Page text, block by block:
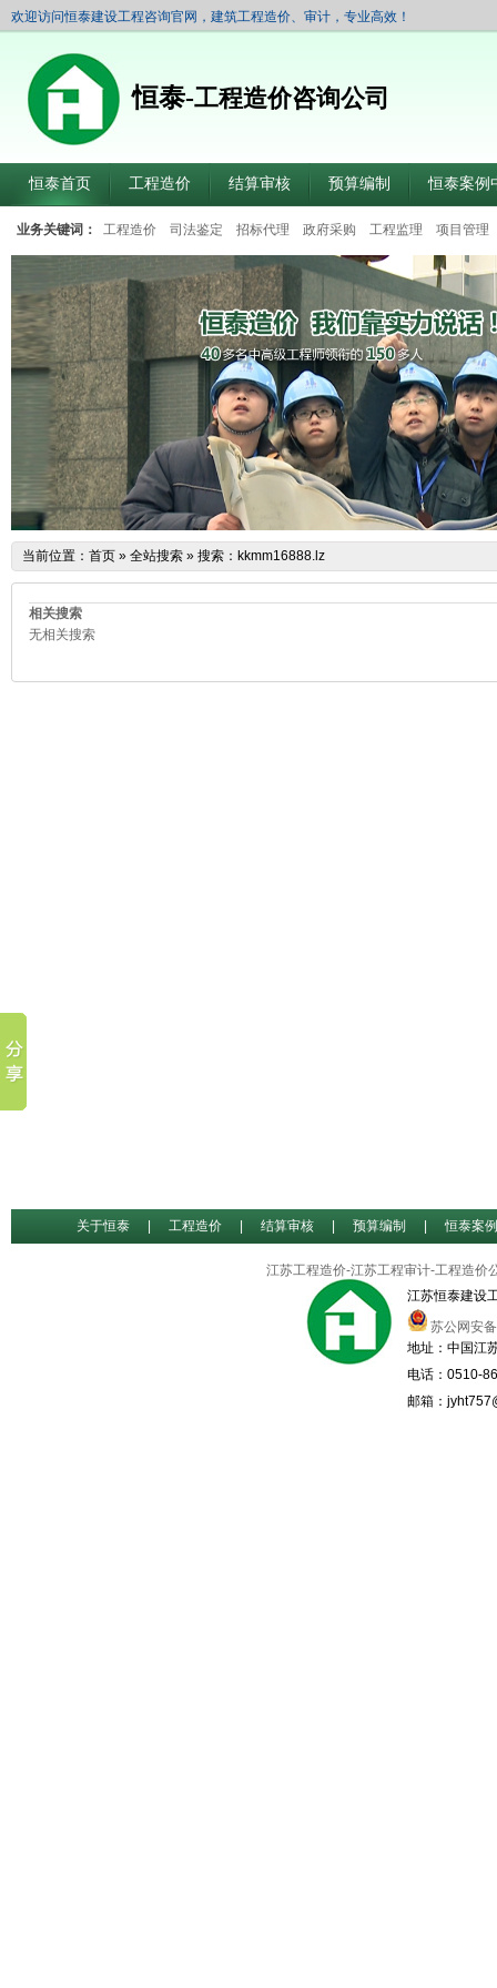
欢迎访问恒泰建设工程咨询官网，建筑工程造价、审计，专业高效！
恒泰-工程造价咨询公司
恒泰首页 工程造价 结算审核 预算编制 恒泰案例
业务关键词： 工程造价 司法鉴定 招标代理 政府采购 工程监理 项目管理
当前位置： 首页 » 全站搜索 » 搜索：kkmm16888.lz
相关搜索
无相关搜索
关于恒泰 工程造价 结算审核 预算编制 恒泰案
江苏工程造价-江苏工程审计-工程造价
江苏恒泰建设
苏公网安
地址：中国江
电话：0510-
邮箱：